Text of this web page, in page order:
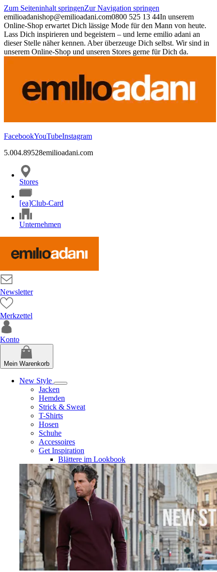
Zum Seiteninhalt springenZur Navigation springen
emilioadanishop@emilioadani.com0800 525 13 44In unserem
Online-Shop erwartet Dich lässige Mode für den Mann von heute.
Lass Dich inspirieren und begeistern – und lerne emilio adani an
dieser Stelle näher kennen. Aber überzeuge Dich selbst. Wir sind in
unserem Online-Shop und unseren Stores gerne für Dich da.
FacebookYouTubeInstagram
5.004.89528emilioadani.com
Stores
[ea]Club-Card
Unternehmen
Newsletter
Merkzettel
Konto
Mein Warenkorb
New Style
Jacken
Hemden
Strick & Sweat
T-Shirts
Hosen
Schuhe
Accessoires
Get Inspiration
Blättere im Lookbook